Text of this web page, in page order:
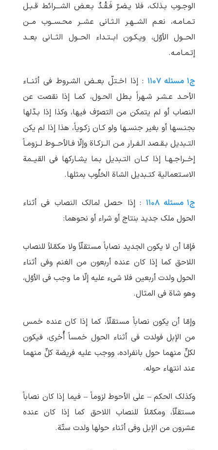
الوجـوب بـذلک، فلا یـضـرّ فَـقْـدُ بـعـض الشـــرائط قـبـل
تـمـامـه، نعـم الشــهـر الـثـانی عشــر محـســوب مــن
الحــول الأوّل، ویـکـون ابــتـداء الحــول الثــانی بعــد
إتـمـامـه.
ج۱ مسئله ۱۱۰۷
: إذا اخـتلّ بعــض الشـروط فی أثنــاء
الأحـد عـشـر شـهراً بـطل الحـول، کمـا إذا نقصت عن
النصاب أو لم ‏یتمکن من التصرّف فیها، وکذا إذا بـدّلها
بجنـسها أو بغیر جنسـها ولو کـان زکـویاً، هذا إذا لم یکن
التـبدیل بـقـصد الـفـرار مـن الــزکـاة وإلّا فـالأحــوط لــزومـاً
إخــراجـهـا إذا کــان التـبدیل بـما یشـارکها فی القیــمة
الاسـتعمالیة کتـبدیل الشاة الحَلُوب بمثلها.
ج۱ مسئله ۱۱۰۸
: إذا حصل لمالک النصاب فی أثناء
الحول ملک جدید بنتاج أو شراء أو نحوهما:
فإمّا أن لا یکون الجدید نصاباً مستقلّاً ولا مکمّلاً للنصاب
اللاحق کما إذا کان عنده أربعون من الغنم وفی أثناء
الحول ولدت أربعین فلا شیء علیه إلّا ما وجب فی الأوّل،
وهو شاة فی المثال.
وإمّا أن یکون نصاباً مستقلّاً، کما إذا کان عنده خمس
من الإبل فولدت فی أثناء الحول خمساً أُخری، فیکون
لکلٍّ منهما حول بانفراده، ووجب علیه فریضة کلٍّ منهما
عند انتهاء حوله.
وکذلک الحکم – علی الأحوط لزوماً – فیما إذا کان نصاباً
مستقلّاً، ومکمّلاً للنصاب اللاحق کما إذا کان عنده
عشرون من الإبل وفی أثناء حولها ولدت ستّة.